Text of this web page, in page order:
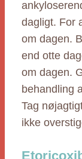
dagligt. For
om dagen.
end otte
om dagen.
behandling
Tag
ikke